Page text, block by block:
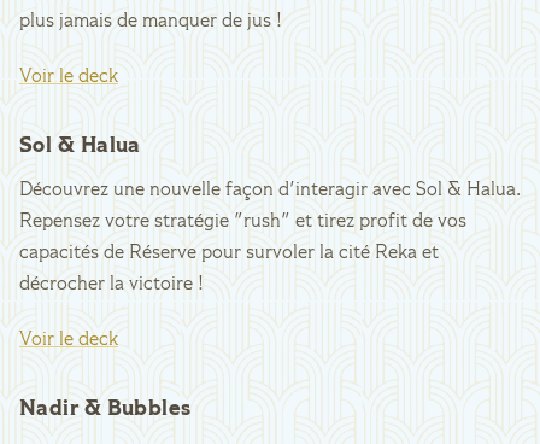
plus jamais de manquer de jus !
Voir le deck
Sol & Halua
Découvrez une nouvelle façon d'interagir avec Sol & Halua.
Repensez votre stratégie "rush" et tirez profit de vos
capacités de Réserve pour survoler la cité Reka et
décrocher la victoire !
Voir le deck
Nadir & Bubbles